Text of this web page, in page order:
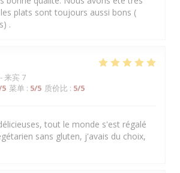
plats sont toujours aussi bons (
.
来宾 7
菜单 : 5/5 质价比 : 5/5
tout le monde s'est régalé
sans gluten, j'avais du choix,